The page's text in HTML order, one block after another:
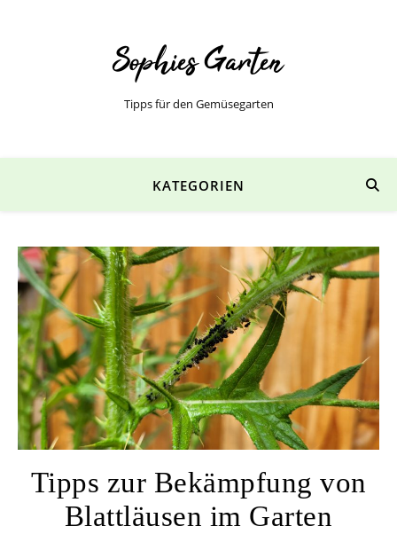
Tipps für den Gemüsegarten
KATEGORIEN
Tipps zur Bekämpfung von
Blattläusen im Garten